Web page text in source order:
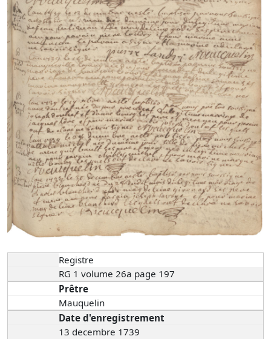
Registre
RG 1 volume 26a page 197
Prêtre
Mauquelin
Date d'enregistrement
13 decembre 1739